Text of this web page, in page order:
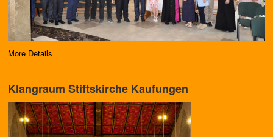
More Details
Klangraum Stiftskirche Kaufungen